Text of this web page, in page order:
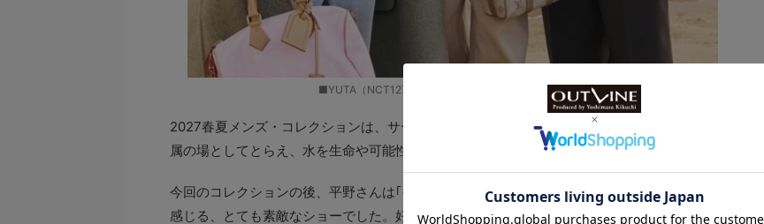
■YUTA（NCT127）さん、堀米雄斗さん、平野紫耀さん
2027春夏メンズ・コレクションは、サーフィン文化が着想源。海や海岸を、人類に共通する帰
属の場としてとらえ、水を生命や可能性、自然とのつながりの象徴として表現した。
今回のコレクションの後、平野さんは｢今回のショーは、会場の砂浜や波に、全身で夏らしさを
感じる、とても素敵なショーでした。好みのファッションアイテムがたくさんあり、早く手に